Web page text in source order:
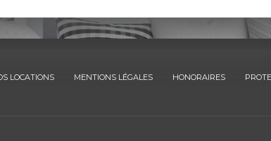
LOCATIONS MENTIONS LÉGALES HONORAIRES